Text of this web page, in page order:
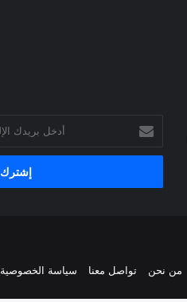
بريدك
الإلكتروني
من نحن تواصل معنا سياسة الخصوصية